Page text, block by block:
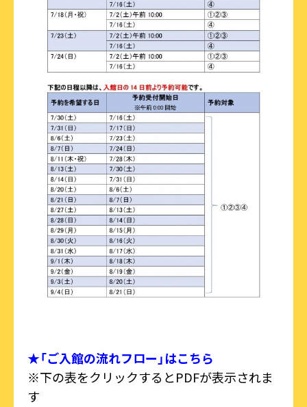
★「ご入館の流れフロー」はこちら
※下の表をクリックするとPDFが表示されま
す